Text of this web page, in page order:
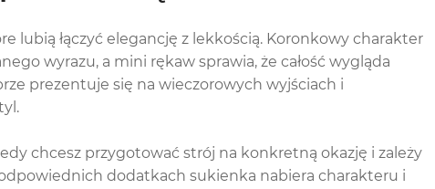
lubią łączyć elegancję z lekkością. Koronkowy charakter
wyrazu, a mini rękaw sprawia, że całość wygląda
prezentuje się na wieczorowych wyjściach i
chcesz przygotować strój na konkretną okazję i zależy
dodatkach sukienka nabiera charakteru i